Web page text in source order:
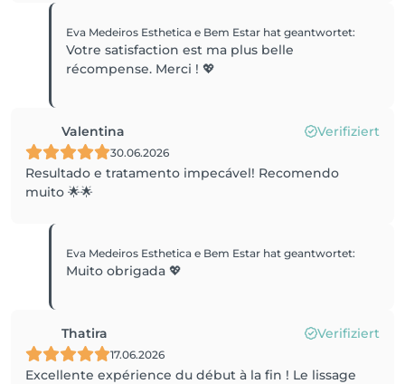
Eva Medeiros Esthetica e Bem Estar hat geantwortet:
Votre satisfaction est ma plus belle
récompense. Merci ! 💖
Valentina Verifiziert
30.06.2026
Resultado e tratamento impecável! Recomendo
muito 🌟🌟
Eva Medeiros Esthetica e Bem Estar hat geantwortet:
Muito obrigada 💖
Thatira Verifiziert
17.06.2026
Excellente expérience du début à la fin ! Le lissage